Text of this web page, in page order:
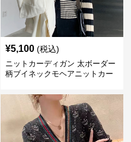
¥5,100 (税込)
ニットカーディガン 太ボーダー
柄ブイネックモヘアニットカー